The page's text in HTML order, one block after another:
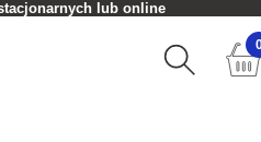
lub online